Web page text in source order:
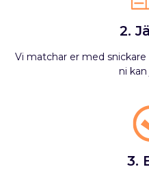
2.
Vi matchar er med
ni kan
3.